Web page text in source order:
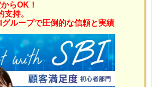
らOK！
持。
ループで圧倒的な信頼と実績